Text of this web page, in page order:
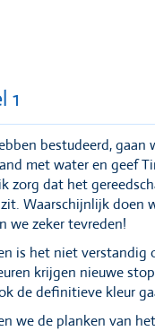
1
bestudeerd, gaan
met water en geef
zorg dat het
Waarschijnlijk doen
we zeker tevreden!
is het niet verstandig
krijgen nieuwe
de definitieve kleur
we de planken van